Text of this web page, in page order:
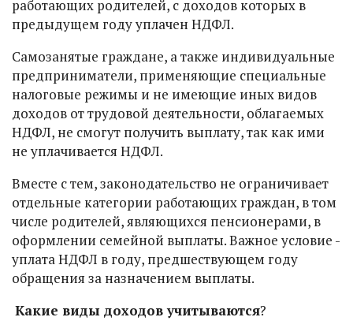
работающих родителей, с доходов которых в
предыдущем году уплачен НДФЛ.
Самозанятые граждане, а также индивидуальные
предприниматели, применяющие специальные
налоговые режимы и не имеющие иных видов
доходов от трудовой деятельности, облагаемых
НДФЛ, не смогут получить выплату, так как ими
не уплачивается НДФЛ.
Вместе с тем, законодательство не ограничивает
отдельные категории работающих граждан, в том
числе родителей, являющихся пенсионерами, в
оформлении семейной выплаты. Важное условие -
уплата НДФЛ в году, предшествующем году
обращения за назначением выплаты.
Какие виды доходов учитываются?